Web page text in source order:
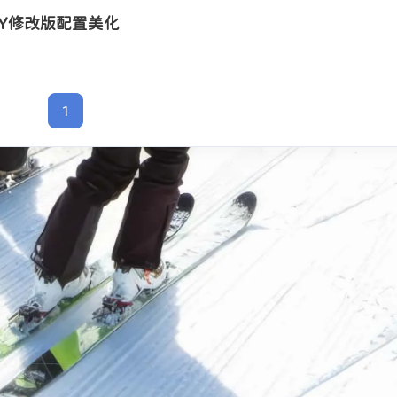
1篇
微信
改版配置美化
1